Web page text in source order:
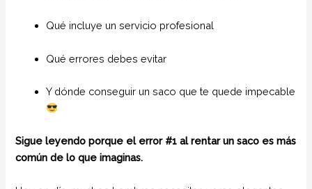
Qué incluye un servicio profesional
Qué errores debes evitar
Y dónde conseguir un saco que te quede impecable
Sigue leyendo porque el error #1 al rentar un saco es más
común de lo que imaginas.